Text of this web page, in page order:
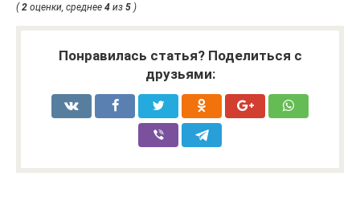
(2 оценки, среднее 4 из 5 )
Понравилась статья? Поделиться с
друзьями: